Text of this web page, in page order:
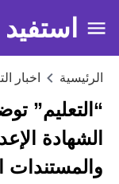
استفيد
الرئيسية اخبار
“التعليم”
والمستندات